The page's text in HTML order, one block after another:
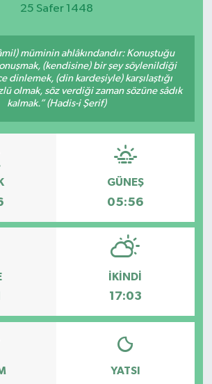
25 Safer 1448
müminin ahlâkındandır: Konuştuğu
(kendisine) bir şey söylenildiği
dinlemek, (din kardeşiyle) karşılaştığı
olmak, söz verdiği zaman sözüne sâdık
kalmak.” (Hadis-i Şerif)
GÜNEŞ
05:56
İKINDI
17:03
YATSI